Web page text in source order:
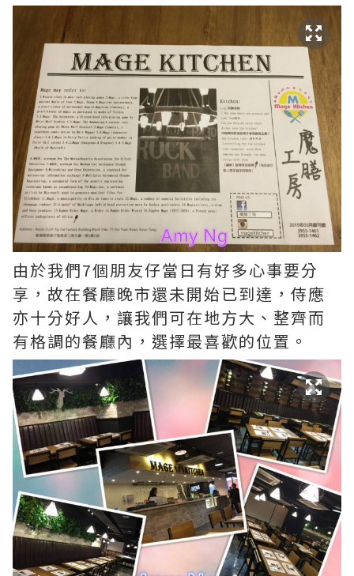
由於我們7個朋友仔當日有好多心事要分
享，故在餐廳晚市還未開始已到達，侍應
亦十分好人，讓我們可在地方大、整齊而
有格調的餐廳內，選擇最喜歡的位置。